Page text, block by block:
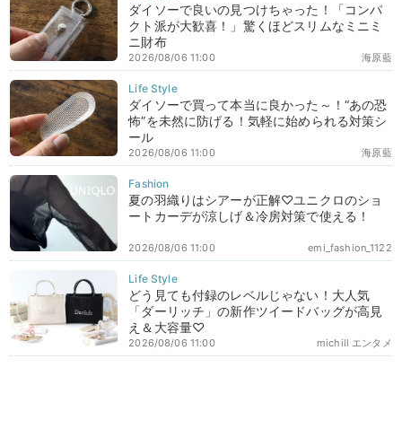
ダイソーで良いの見つけちゃった！「コンパ
クト派が大歓喜！」驚くほどスリムなミニミ
ニ財布
海原藍
2026/08/06 11:00
ダイソーで買って本当に良かった～！“あの恐
怖”を未然に防げる！気軽に始められる対策シ
ール
海原藍
2026/08/06 11:00
夏の羽織りはシアーが正解♡ユニクロのショ
ートカーデが涼しげ＆冷房対策で使える！
emi_fashion_1122
2026/08/06 11:00
どう見ても付録のレベルじゃない！大人気
「ダーリッチ」の新作ツイードバッグが高見
え＆大容量♡
michill エンタメ
2026/08/06 11:00